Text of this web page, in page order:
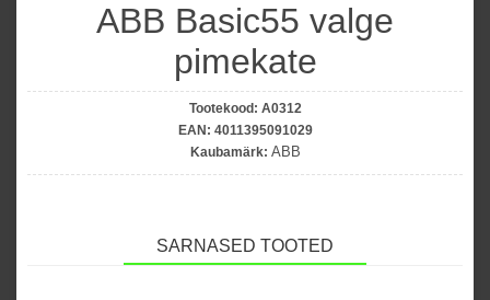
ABB Basic55 valge
pimekate
Tootekood: A0312
EAN: 4011395091029
Kaubamärk: ABB
SARNASED TOOTED